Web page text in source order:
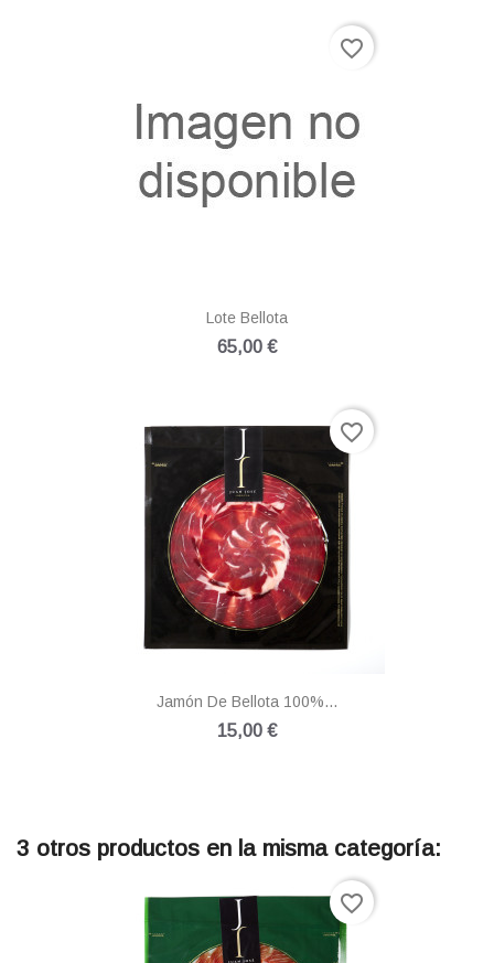
Lote Bellota
65,00 €
favorite_border
Jamón De Bellota 100%...
15,00 €
favorite_border
3 otros productos en la misma categoría:
favorite_border